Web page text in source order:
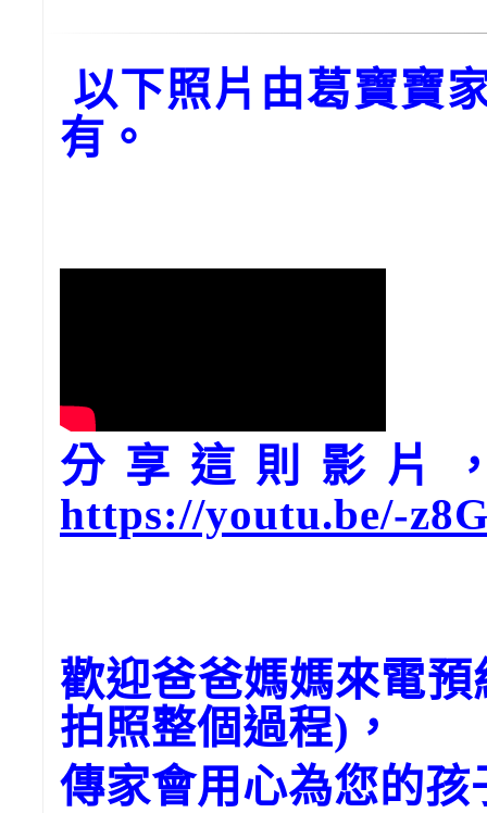
以下照片由葛寶寶
有。
分享這則影片
https://youtu.be/-
歡迎爸爸媽媽來電
拍照整個過程)，
傳家會用心為您的